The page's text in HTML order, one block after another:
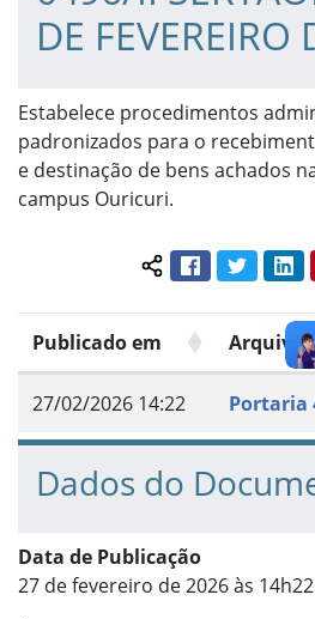
DE FEVEREIRO
Estabelece procedimentos
padronizados para o
e destinação de bens achados
campus Ouricuri.
Compartilhar
FacebookTwitter
Publicado em Arquivo
27/02/2026 14:22 Portaria
Dados do
Data de Publicação
27 de fevereiro de 2026 às 14h22